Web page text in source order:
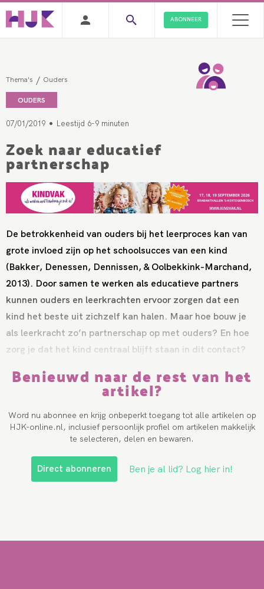
ABONNEER
Thema's / Ouders
OUDERS
07/01/2019 • Leestijd 6-9 minuten
Zoek naar educatief
partnerschap
De betrokkenheid van ouders bij het leerproces kan van
grote invloed zijn op het schoolsucces van een kind
(Bakker, Denessen, Dennissen, & Oolbekkink-Marchand,
2013). Door samen te werken als educatieve partners
kunnen ouders en leerkrachten ervoor zorgen dat een
kind het beste uit zichzelf kan halen. Maar hoe bouw je
als leerkracht zo’n partnerschap op met ouders? En hoe
zorg je dat het kind centraal blijft staan in dit contact?
Benieuwd naar de rest van het
artikel?
Word nu abonnee en krijg onbeperkt toegang tot alle artikelen op
HJK-online.nl, inclusief persoonlijk profiel om artikelen makkelijk
te selecteren, delen en bewaren.
Direct abonneren Ben je al lid? Log hier in!